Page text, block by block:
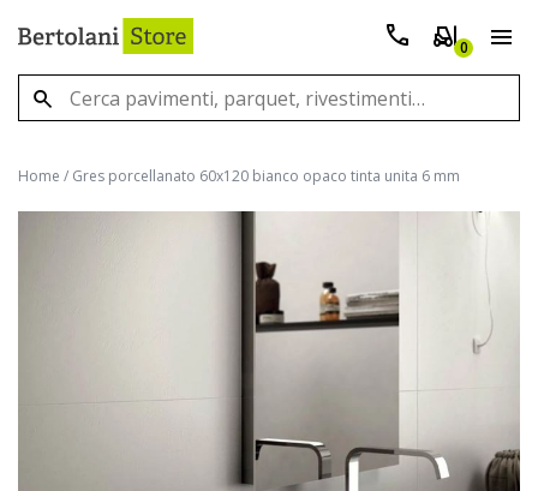
0
Home / Gres porcellanato 60x120 bianco opaco tinta unita 6 mm